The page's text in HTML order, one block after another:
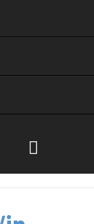
Facebook